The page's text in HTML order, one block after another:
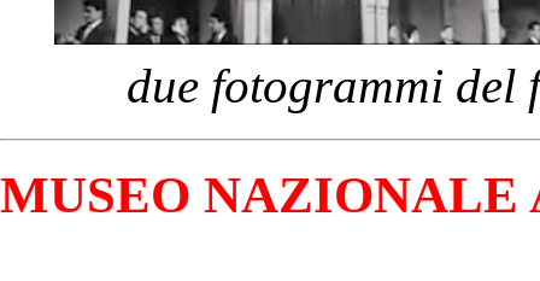
due fotogrammi
MUSEO NAZIONALE